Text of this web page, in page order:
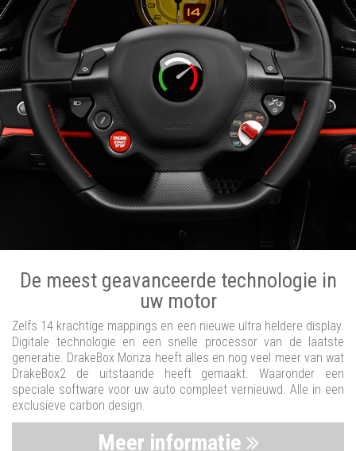
De meest geavanceerde technologie in
uw motor
Zelfs 14 krachtige mappings en een nieuwe ultra heldere display.
Digitale technologie en een snelle processor van de laatste
generatie. DrakeBox Monza heeft alles en nog veel meer van wat
DrakeBox2 de uitstaande heeft gemaakt. Waaronder een
speciale software voor uw auto compleet vernieuwd. Alle in een
exclusieve carbon design.
Meer informatie